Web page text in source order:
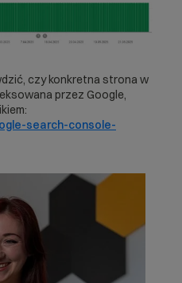
czy konkretna strona w
przez Google,
search-console-